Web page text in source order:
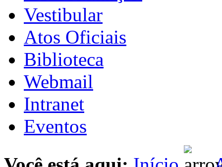
Vestibular
Atos Oficiais
Biblioteca
Webmail
Intranet
Eventos